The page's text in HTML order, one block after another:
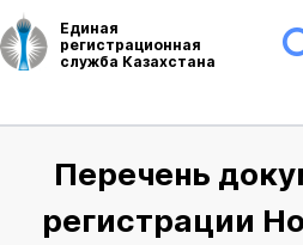
Единая
регистрационная
служба Казахстана
Перечень
регистрации